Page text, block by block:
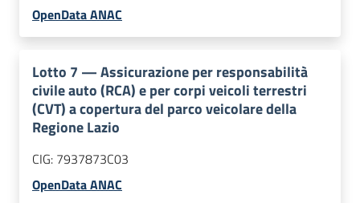
OpenData ANAC
Lotto 7 —Assicurazione per responsabilità
civile auto (RCA) e per corpi veicoli terrestri
(CVT) a copertura del parco veicolare della
Regione Lazio
CIG: 7937873C03
OpenData ANAC